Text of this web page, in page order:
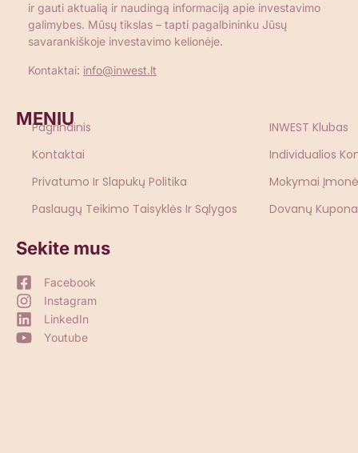
ir gauti aktualią ir naudingą informaciją apie investavimo
galimybes. Mūsų tikslas – tapti pagalbininku Jūsų
savarankiškoje investavimo kelionėje.
Kontaktai: info@inwest.lt
MENIU
Pagrindinis
Kontaktai
Privatumo Ir Slapukų Politika
Paslaugų Teikimo Taisyklės Ir Sąlygos
INWEST Klubas
Individualios
Mokymai
Dovanų
Sekite mus
Facebook
Instagram
LinkedIn
Youtube